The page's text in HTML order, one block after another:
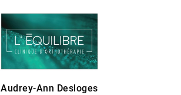
Audrey-Ann Desloges